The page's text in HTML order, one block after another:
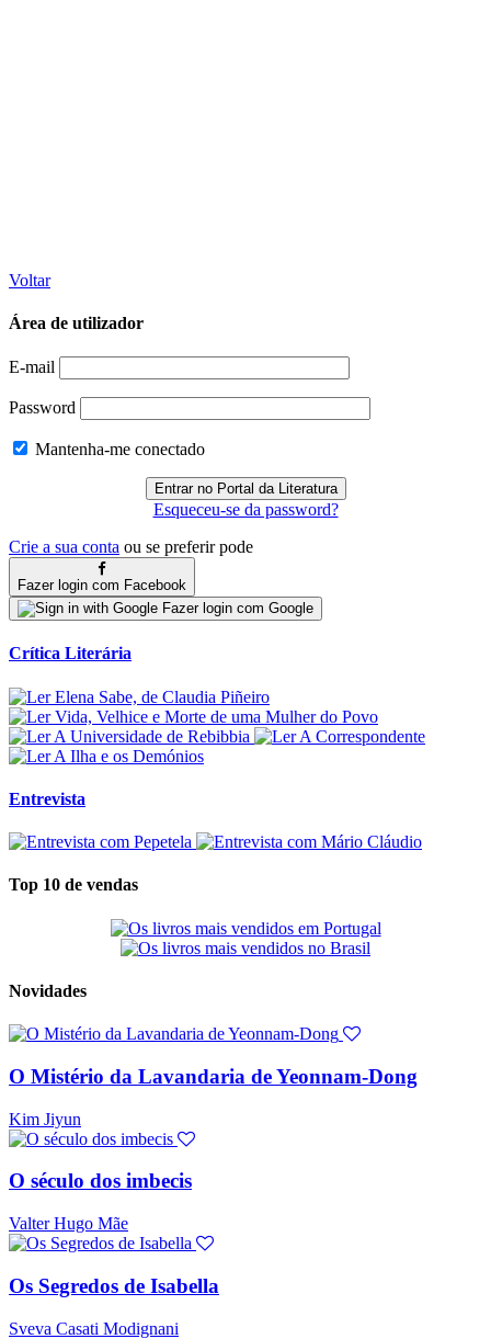
Voltar
Área de utilizador
E-mail
Password
Mantenha-me conectado
Esqueceu-se da password?
Crie a sua conta ou se preferir pode
Fazer login com Facebook
Fazer login com Google
Crítica Literária
Entrevista
Top 10 de vendas
Novidades
O Mistério da Lavandaria de Yeonnam-Dong
Kim Jiyun
O século dos imbecis
Valter Hugo Mãe
Os Segredos de Isabella
Sveva Casati Modignani